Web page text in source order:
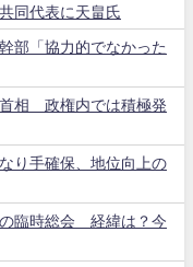
同代表に天畠氏
部「協力的でなかった
相 政権内では積極発
り手確保、地位向上の
の臨時総会 経緯は？今